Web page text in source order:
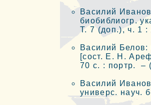
Василий
биобиблиогр.
Т. 7 (доп.), ч. 1
Василий Белов:
[сост. Е. Н.
70 с. : портр. –
Василий
универс. науч.